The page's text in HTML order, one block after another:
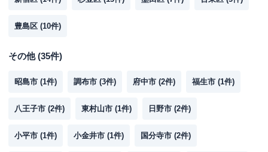
豊島区 (10件)
その他(35件)
昭島市 (1件) 調布市 (3件) 府中市 (2件) 福生市 (1件)
八王子市 (2件) 東村山市 (1件) 日野市 (2件)
小平市 (1件) 小金井市 (1件) 国分寺市 (2件)